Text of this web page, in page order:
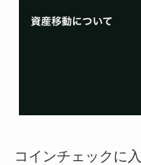
コインチェックに